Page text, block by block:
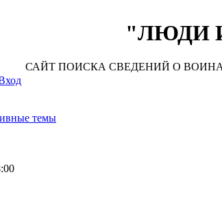
"ЛЮДИ И
САЙТ ПОИСКА СВЕДЕНИЙ О
темы